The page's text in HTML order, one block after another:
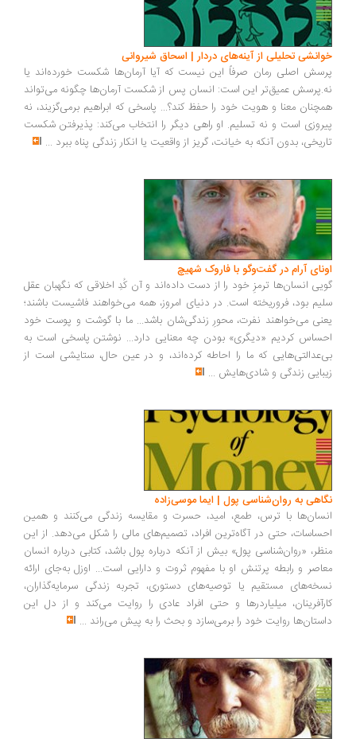
خوانشی تحلیلی از آینه‌های دردار | اسحاق شیروانی
پرسش اصلی رمان صرفاً این نیست که آیا آرمان‌ها شکست خورده‌اند یا
نه.پرسش عمیق‌تر این است: انسان پس از شکست آرمان‌ها چگونه می‌تواند
همچنان معنا و هویت خود را حفظ کند؟... پاسخی که ابراهیم برمی‌گزیند، نه
پیروزی است و نه تسلیم. او راهی دیگر را انتخاب می‌کند: پذیرفتن شکست
تاریخی، بدون آنکه به خیانت، گریز از واقعیت یا انکار زندگی پناه ببرد ...
اونای آرام در گفت‌وگو با فاروک شهیچ‭
گویی انسان‌ها ترمزِ خود را از دست داده‌اند و آن کُدِ اخلاقی که نگهبان عقل
سلیم بود، فروریخته است. در دنیای امروز، همه می‌خواهند فاشیست باشند؛
یعنی می‌خواهند نفرت، محورِ زندگی‌شان باشد... ما با گوشت و پوست خود
احساس کردیم «دیگری» بودن چه معنایی دارد... نوشتن پاسخی است به
بی‌عدالتی‌هایی که ما را احاطه کرده‌اند، و در عین حال، ستایشی است از
زیبایی زندگی و شادی‌هایش ...
نگاهی به روان‌شناسی پول | ایما موسی‌زاده
انسان‌ها با ترس، طمع، امید، حسرت و مقایسه زندگی می‌کنند و همین
احساسات، حتی در آگاه‌ترین افراد، تصمیم‌های مالی را شکل می‌دهد. از این
منظر، «روان‌شناسی پول» بیش از آنکه درباره پول باشد، کتابی درباره انسان
معاصر و رابطه پرتنش او با مفهوم ثروت و دارایی است... اوزل به‌جای ارائه
نسخه‌های مستقیم یا توصیه‌های دستوری، تجربه زندگی سرمایه‌گذاران،
کارآفرینان، میلیاردرها و حتی افراد عادی را روایت می‌کند و از دل این
داستان‌ها روایت خود را برمی‌سازد و بحث را به پیش می‌راند ...